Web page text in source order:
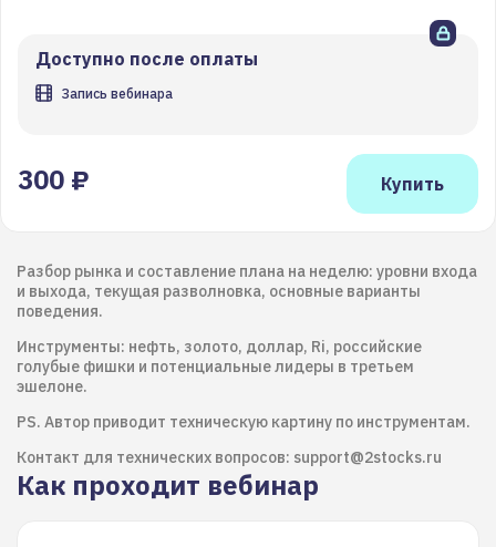
Доступно после оплаты
Запись вебинара
300 ₽
Разбор рынка и составление плана на неделю: уровни входа
и выхода, текущая разволновка, основные варианты
поведения.
Инструменты: нефть, золото, доллар, Ri, российские
голубые фишки и потенциальные лидеры в третьем
эшелоне.
PS. Автор приводит техническую картину по инструментам.
Контакт для технических вопросов: support@2stocks.ru
Как проходит вебинар